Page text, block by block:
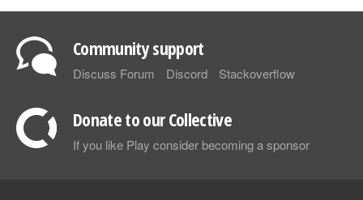
Community support
Discuss Forum Discord Stackoverflow
Donate to our Collective
If you like Play consider becoming a sponsor